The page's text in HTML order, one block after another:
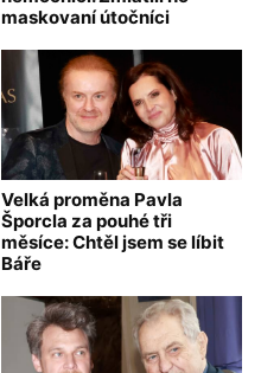
maskovaní útočníci
Velká proměna Pavla
Šporcla za pouhé tři
měsíce: Chtěl jsem se líbit
Báře